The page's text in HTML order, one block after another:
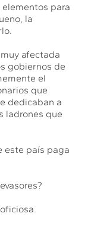
elementos para
la
afectada
gobiernos de
el
que
dedicaban a
ladrones que
este país paga